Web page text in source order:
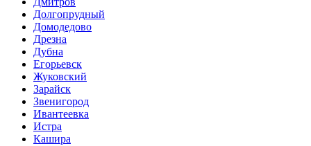
Долгопрудный
Домодедово
Дрезна
Дубна
Егорьевск
Жуковский
Зарайск
Звенигород
Ивантеевка
Истра
Кашира